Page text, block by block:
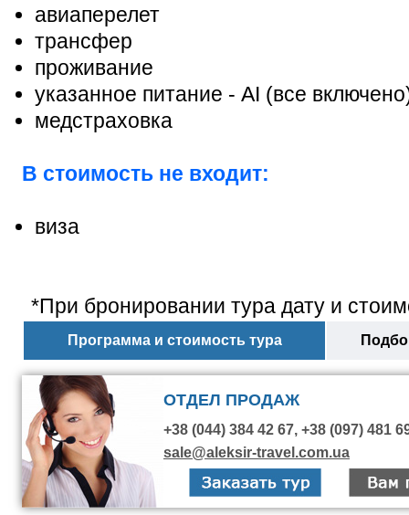
авиаперелет
трансфер
проживание
указанное питание - AI (все
медстраховка
В стоимость не входит:
виза
*При бронировании тура дату и
Программа и стоимость тура
ОТДЕЛ ПРОДАЖ
+38 (044) 384 42 67, +38 (097) 481
sale@aleksir-travel.com.ua